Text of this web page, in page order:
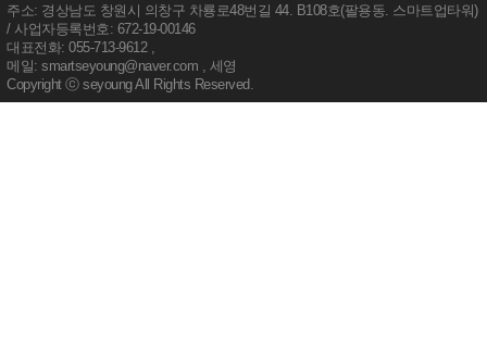
주소: 경상남도 창원시 의창구 차룡로48번길 44. B108호(팔용동. 스마트업타워)
/ 사업자등록번호: 672-19-00146
대표전화: 055-713-9612 ,
메일: smartseyoung@naver.com , 세영
Copyright ⓒseyoungAll Rights Reserved.